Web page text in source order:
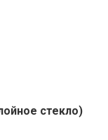
стекло)